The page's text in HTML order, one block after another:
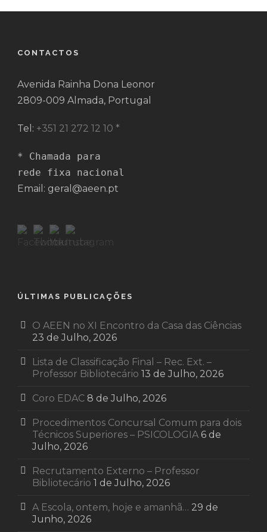
CONTACTOS
Avenida Rainha Dona Leonor
2809-009 Almada, Portugal
Tel: +351 21 272 12 10 *
* Chamada para
rede fixa nacional
Email: geral@aeen.pt
ÚLTIMAS PUBLICAÇÕES
O AEEN no XI Encontro da Casa das Ciências
23 de Julho, 2026
Lista de Classificação Final – Rec. Ext. –
Professor Bibliotecário 13 de Julho, 2026
Coro EDAC 8 de Julho, 2026
Procedimentos Concursal Comum para dois
Técnicos Superiores – PSICOLOGIA 6 de
Julho, 2026
Recrutamento Externo – Professor
Bibliotecário 1 de Julho, 2026
A Escola, ontem, hoje e amanhã… 29 de
Junho, 2026